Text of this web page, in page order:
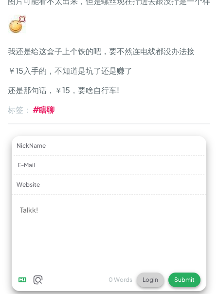
我还是给这盒子上个铁的吧，要不然连电线都没办法接
￥15入手的，不知道是坑了还是赚了
还是那句话，￥15，要啥自行车!
标签： #瞎聊
NickName
E-Mail
Website
0 Words Login Submit